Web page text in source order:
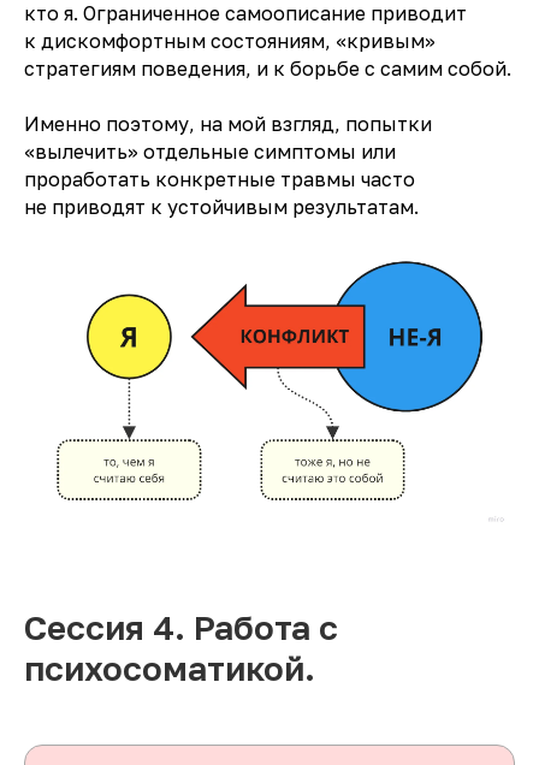
кто я. Ограниченное самоописание приводит
к дискомфортным состояниям, «кривым»
стратегиям поведения, и к борьбе с самим собой.
Именно поэтому, на мой взгляд, попытки
«вылечить» отдельные симптомы или
проработать конкретные травмы часто
не приводят к устойчивым результатам.
Сессия 4. Работа с
психосоматикой.